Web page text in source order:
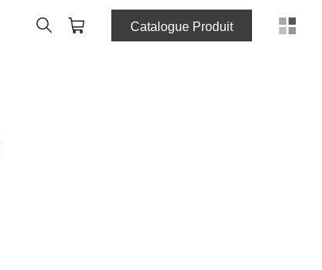
Rechercher Catalogue Produit